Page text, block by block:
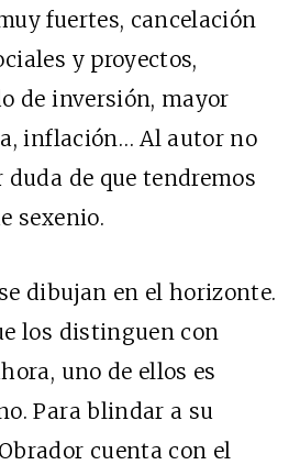
fuertes, cancelación
y proyectos,
de inversión, mayor
inflación… Al autor no
de que tendremos
sexenio.
dibujan en el horizonte.
los distinguen con
uno de ellos es
Para blindar a su
cuenta con el